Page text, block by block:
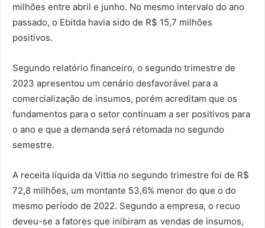
milhões entre abril e junho. No mesmo intervalo do ano
passado, o Ebitda havia sido de R$ 15,7 milhões
positivos.
Segundo relatório financeiro, o segundo trimestre de
2023 apresentou um cenário desfavorável para a
comercialização de insumos, porém acreditam que os
fundamentos para o setor continuam a ser positivos para
o ano e que a demanda será retomada no segundo
semestre.
A receita líquida da Vittia no segundo trimestre foi de R$
72,8 milhões, um montante 53,6% menor do que o do
mesmo período de 2022. Segundo a empresa, o recuo
deveu-se a fatores que inibiram as vendas de insumos,